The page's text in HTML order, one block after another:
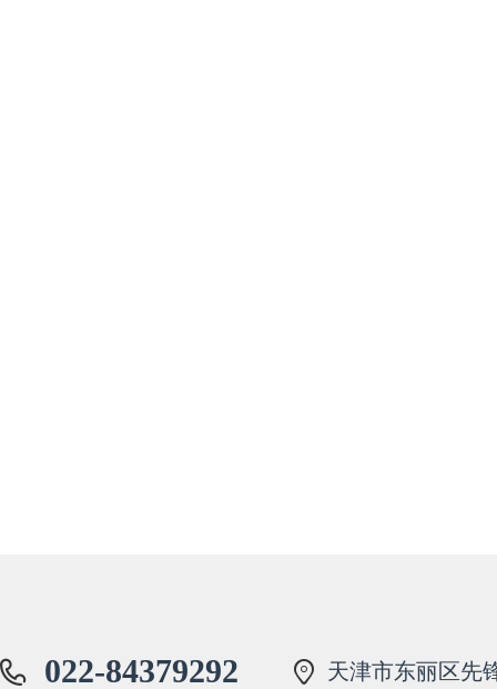
022-84379292 天津市东丽区先